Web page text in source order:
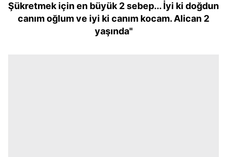
Şükretmek için en büyük 2 sebep... İyi ki doğdun
canım oğlum ve iyi ki canım kocam. Alican 2
yaşında"